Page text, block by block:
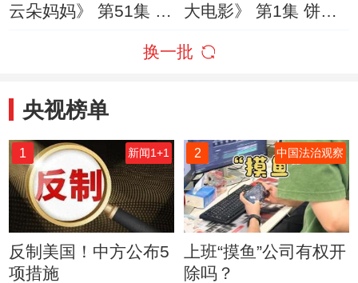
云朵妈妈》 第51集 十
大电影》 第1集 饼饼7
换一批
央视榜单
1 新闻1+1
反制美国！中方公布5
项措施
2 中国法治观察
上班“摸鱼”公司有权开
除吗？